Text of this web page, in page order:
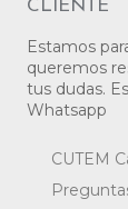
CLIENTE
Estamos
queremos
tus dudas.
Whatsapp
CUTEM